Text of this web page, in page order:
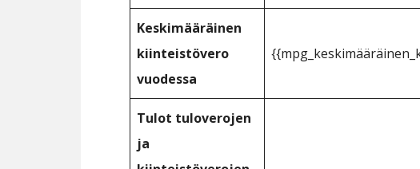
Keskimääräinen
kiinteistövero
vuodessa
Tulot tuloverojen
ja